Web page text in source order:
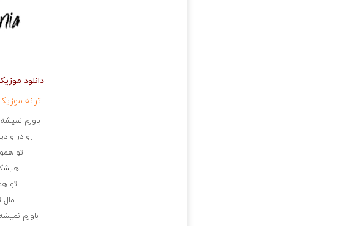
دانلود
ترانه
باورم
رو در و
تو
تو
باورم